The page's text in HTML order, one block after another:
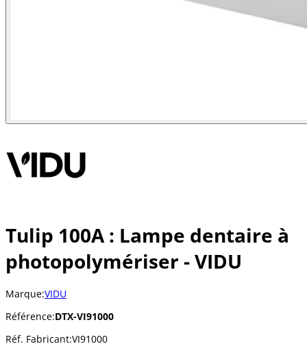
Tulip 100A : Lampe dentaire à
photopolymériser - VIDU
Marque:VIDU
Référence:DTX-VI91000
Réf. Fabricant:VI91000